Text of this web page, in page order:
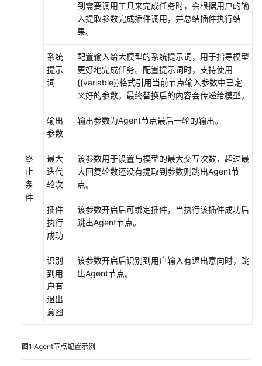
构
建
据
NLP
到需要调用工具来完成任务时，会根据用户的输
入提取参数完成插件调用，并总结插件执行结
果。
系统
提示
词
配置输入给大模型的系统提示词，用于指导模型
更好地完成任务。配置提示词时，支持使用
{{variable}}格式引用当前节点输入参数中已定
义好的参数。最终替换后的内容会传递给模型。
输出
参数
输出参数为Agent节点最后一轮的输出。
终
止
条
件
最大
迭代
轮次
该参数用于设置与模型的最大交互次数，超过最
大回复轮数还没有提取到参数则跳出Agent节
点。
插件
执行
成功
该参数开启后可绑定插件，当执行该插件成功后
跳出Agent节点。
识别
到用
户有
退出
意图
该参数开启后识别到用户输入有退出意向时，跳
出Agent节点。
图1 Agent节点配置示例